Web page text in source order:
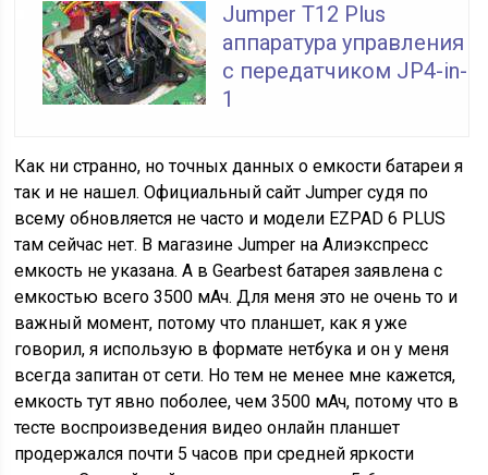
Jumper T12 Plus
аппаратура управления
с передатчиком JP4-in-
1
Как ни странно, но точных данных о емкости батареи я
так и не нашел. Официальный сайт Jumper судя по
всему обновляется не часто и модели EZPAD 6 PLUS
там сейчас нет. В магазине Jumper на Алиэкспресс
емкость не указана. А в Gearbest батарея заявлена с
емкостью всего 3500 мАч. Для меня это не очень то и
важный момент, потому что планшет, как я уже
говорил, я использую в формате нетбука и он у меня
всегда запитан от сети. Но тем не менее мне кажется,
емкость тут явно поболее, чем 3500 мАч, потому что в
тесте воспроизведения видео онлайн планшет
продержался почти 5 часов при средней яркости